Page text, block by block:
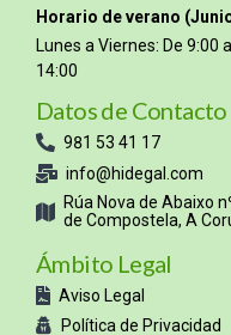
Horario de verano
Lunes a Viernes: De 9:00 a
14:00
Datos de Contacto
981 53 41 17
info@hidegal.com
Rúa Nova de Abaixo
de Compostela, A
Ámbito Legal
Aviso Legal
Política de Privacidad